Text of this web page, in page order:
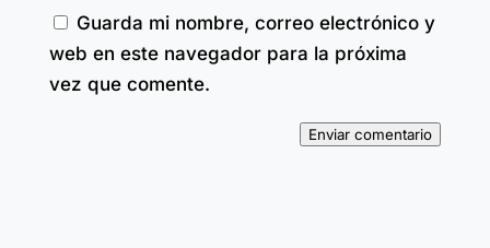
Guarda mi nombre, correo electrónico y
web en este navegador para la próxima
vez que comente.
Enviar comentario